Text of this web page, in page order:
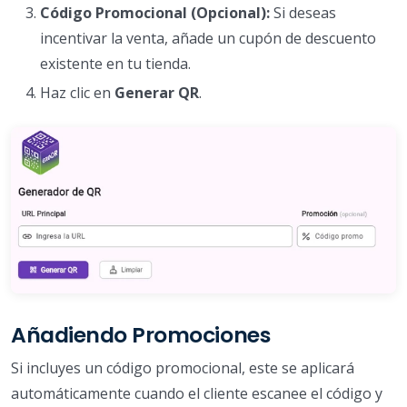
Código Promocional (Opcional):Si deseas
incentivar la venta, añade un cupón de descuento
existente en tu tienda.
Haz clic en Generar QR.
Añadiendo Promociones
Si incluyes un código promocional, este se aplicará
automáticamente cuando el cliente escanee el código y